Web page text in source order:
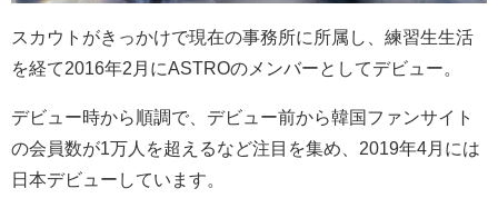
スカウトがきっかけで現在の事務所に所属し、練習生生活
を経て2016年2月にASTROのメンバーとしてデビュー。
デビュー時から順調で、 デビュー前から韓国ファンサイト
の会員数が1万人を超えるなど注目を集め、 2019年4月には
日本デビューしています。